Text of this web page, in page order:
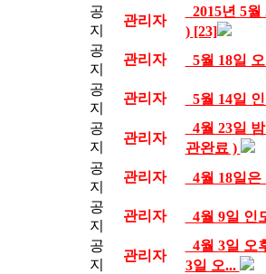
공
지
관리자
2015년 5
) [23]
공
지
관리자
5월 18일
공
지
관리자
5월 14일
공
지
관리자
4월 23일
관완료 )
공
지
관리자
4월 18일
공
지
관리자
4월 9일 인
공
지
관리자
4월 3일 오
3일 오...